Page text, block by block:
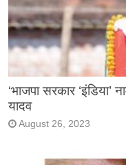
‘भाजपा सरकार
यादव
August 26, 2023